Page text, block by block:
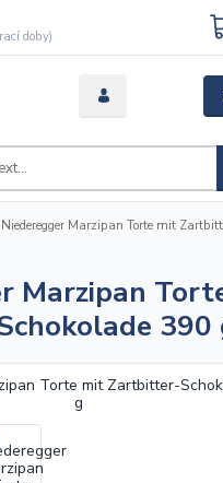
doby)
Niederegger Marzipan Torte mit
Marzipan
390